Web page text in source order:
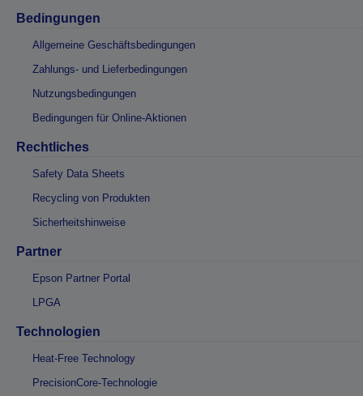
Bedingungen
Allgemeine Geschäftsbedingungen
Zahlungs- und Lieferbedingungen
Nutzungsbedingungen
Bedingungen für Online-Aktionen
Rechtliches
Safety Data Sheets
Recycling von Produkten
Sicherheitshinweise
Partner
Epson Partner Portal
LPGA
Technologien
Heat-Free Technology
PrecisionCore-Technologie